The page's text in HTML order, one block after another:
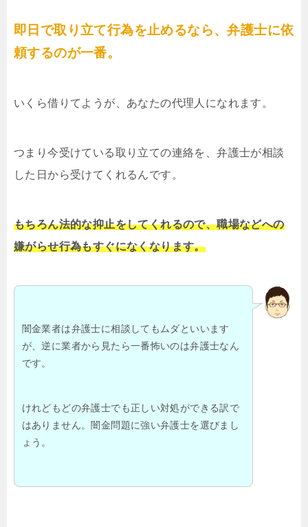
即日で取り立て行為を止めるなら、弁護士に依
頼するのが一番。
いくら借りてようが、あなたの代理人になれます。
つまり今受けている取り立ての連絡を、弁護士が相談
した日から受けてくれるんです。
もちろん法的な抑止をしてくれるので、職場などへの
嫌がらせ行為もすぐになくなります。
闇金業者は弁護士に相談してもムダといいます
が、逆に業者から見たら一番怖いのは弁護士なん
です。
けれどもどの弁護士でも正しい対処ができる訳で
はありません。闇金問題に強い弁護士を選びまし
ょう。